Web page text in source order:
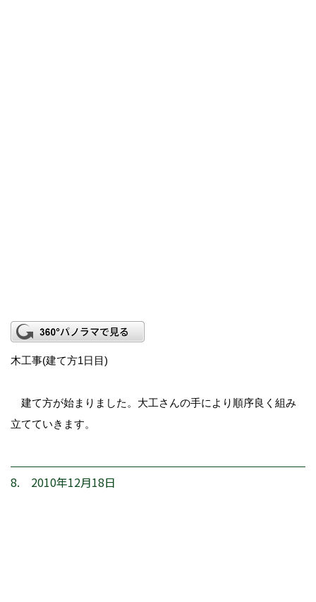
木工事(建て方1日目)
建て方が始まりました。大工さんの手により順序良く組み
立てていきます。
8. 2010年12月18日